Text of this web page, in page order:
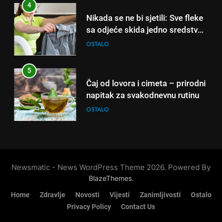
OSTALO
na prazan stomak i crijeva će
raditi kao sat, zaboravit ćete na
loše varenje
OSTALO
7
Piće od smreke – prirodni
napitak koji se često spominje
dana!
4
Nikada se ne bi sjetili: Sve fleke
sa odjeće skida jedno sredstvo
koje svi imamo u kući
OSTALO
5
Čaj od lovora i cimeta – prirodni
napitak za svakodnevnu rutinu
OSTALO
raditi kao sat, zaboravit ćete na
loše varenje
OSTALO
Newsmatic - News WordPress Theme 2026. Powered By
BlazeThemes.
Home Zdravlje Novosti Vijesti Zanimljivosti
Ostalo
Privacy Policy
Contact Us